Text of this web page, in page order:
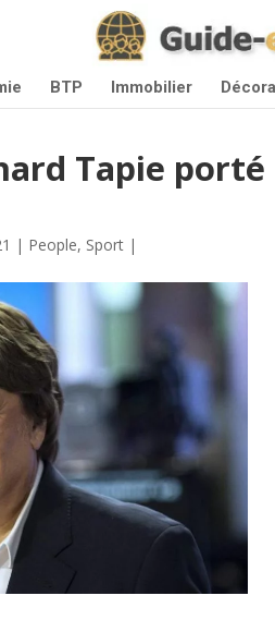
BTP Immobilier
Tapie
| People, Sport |